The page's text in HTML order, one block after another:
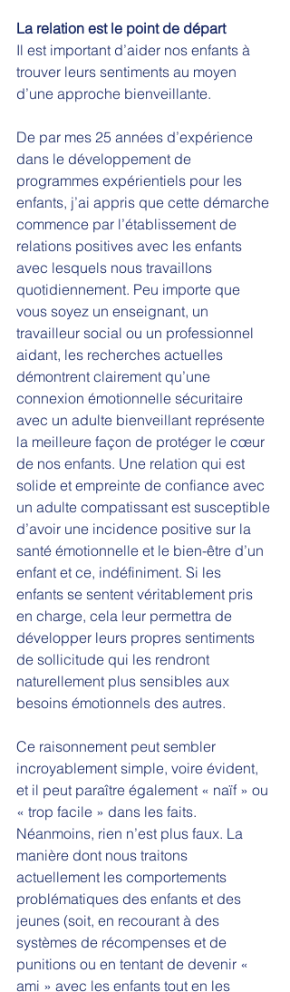
La relation est le point de départ
Il est important d’aider nos enfants à
trouver leurs sentiments au moyen
d’une approche bienveillante.
De par mes 25 années d’expérience
dans le développement de
programmes expérientiels pour les
enfants, j’ai appris que cette démarche
commence par l’établissement de
relations positives avec les enfants
avec lesquels nous travaillons
quotidiennement. Peu importe que
vous soyez un enseignant, un
travailleur social ou un professionnel
aidant, les recherches actuelles
démontrent clairement qu’une
connexion émotionnelle sécuritaire
avec un adulte bienveillant représente
la meilleure façon de protéger le cœur
de nos enfants. Une relation qui est
solide et empreinte de confiance avec
un adulte compatissant est susceptible
d’avoir une incidence positive sur la
santé émotionnelle et le bien-être d’un
enfant et ce, indéfiniment. Si les
enfants se sentent véritablement pris
en charge, cela leur permettra de
développer leurs propres sentiments
de sollicitude qui les rendront
naturellement plus sensibles aux
besoins émotionnels des autres.
Ce raisonnement peut sembler
incroyablement simple, voire évident,
et il peut paraître également « naïf » ou
« trop facile » dans les faits.
Néanmoins, rien n’est plus faux. La
manière dont nous traitons
actuellement les comportements
problématiques des enfants et des
jeunes (soit, en recourant à des
systèmes de récompenses et de
punitions ou en tentant de devenir «
ami » avec les enfants tout en les